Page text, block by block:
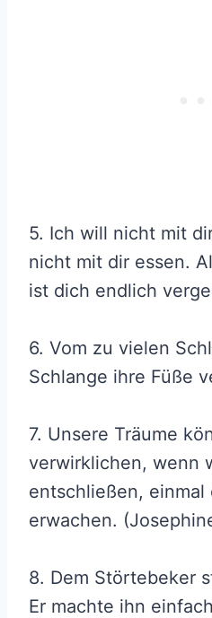
5. Ich will nicht mit
nicht mit dir essen.
ist dich endlich
6. Vom zu vielen
Schlange ihre Füße
7. Unsere Träume
verwirklichen, wenn
entschließen, einmal
erwachen.
8. Dem Störtebeker
Er machte ihn